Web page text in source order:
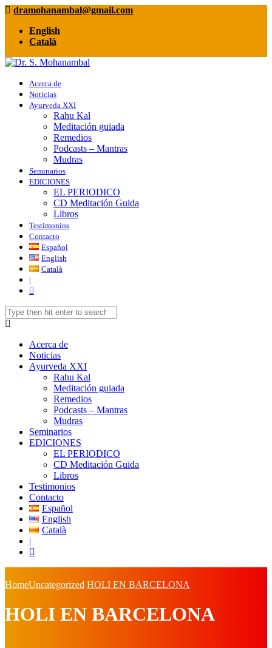
dramohanambal@gmail.com
English
Català
Acerca de
Noticias
Ayurveda XXI
Rahu Kal
Meditación guiada
Remedios
Podcasts – Mantras
Mudras
Seminarios
EDICIONES
EL PERIODICO
CD Meditación Guida
Libros
Testimonios
Contacto
Español
English
Català
|
Acerca de
Noticias
Ayurveda XXI
Rahu Kal
Meditación guiada
Remedios
Podcasts – Mantras
Mudras
Seminarios
EDICIONES
EL PERIODICO
CD Meditación Guida
Libros
Testimonios
Contacto
Español
English
Català
|
HomeUncategorized HOLI EN BARCELONA
HOLI EN BARCELONA